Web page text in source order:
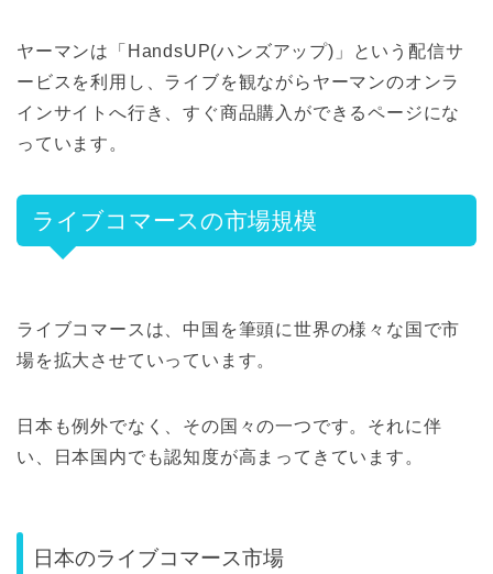
ヤーマンは「HandsUP(ハンズアップ)」という配信サ
ービスを利用し、ライブを観ながらヤーマンのオンラ
インサイトへ行き、すぐ商品購入ができるページにな
っています。
ライブコマースの市場規模
ライブコマースは、中国を筆頭に世界の様々な国で市
場を拡大させていっています。
日本も例外でなく、その国々の一つです。それに伴
い、日本国内でも認知度が高まってきています。
日本のライブコマース市場